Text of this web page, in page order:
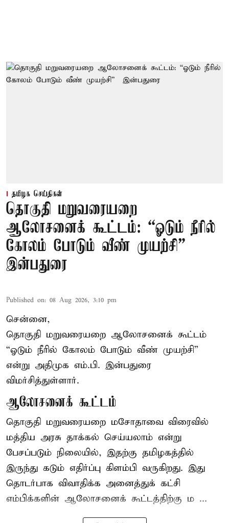
தமிழக செய்திகள்
தொகுதி மறுவரையறை
ஆலோசனைக் கூட்டம்: “ஓடும் நீரில்
கோலம் போடும் வீண் முயற்சி” –
இன்பதுரை
Published on: 08 Aug 2026, 3:10 pm
சென்னை,
தொகுதி மறுவரையறை ஆலோசனைக் கூட்டம்
“ஓடும் நீரில் கோலம் போடும் வீண் முயற்சி”
என்று அதிமுக எம்.பி. இன்பதுரை
விமர்சித்துள்ளார்.
ஆலோசனைக் கூட்டம்
தொகுதி மறுவரையறை மசோதாவை விரைவில்
மத்திய அரசு தாக்கல் செய்யலாம் என்று
பேசப்படும் நிலையில், இதற்கு தமிழகத்தில்
இருந்து கடும் எதிர்ப்பு கிளம்பி வருகிறது. இது
தொடர்பாக விவாதிக்க அனைத்துக் கட்சி
எம்பிக்களின் ஆலோசனைக் கூட்டத்திற்கு ம ...